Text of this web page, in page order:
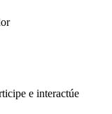
e interactúe